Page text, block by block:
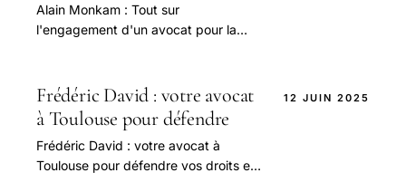
Alain Monkam : Tout sur
l'engagement d'un avocat pour la
Frédéric David : votre avocat
à Toulouse pour défendre
Frédéric David : votre avocat à
Toulouse pour défendre vos droits en
12 JUIN 2025